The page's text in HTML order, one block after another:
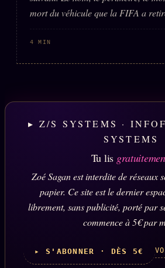
mort du véhicule que la FIFA a
4 MIN
▸ Z/S SYSTEMS ·
SYSTEMS
Tu lis
Zoé Sagan est interdite de réseaux
papier. Ce site est le dernier
librement, sans publicité, porté par
commence à 5€ par
▸ S'ABONNER · DÈS 5€